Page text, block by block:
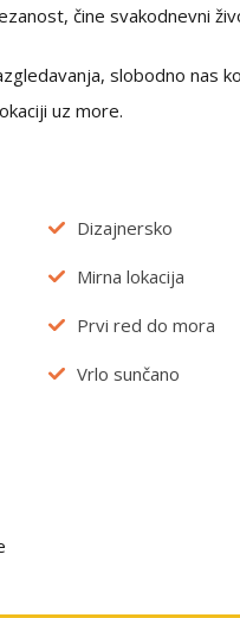
čine svakodnevni
slobodno nas
uz more.
Dizajnersko
Mirna lokacija
Prvi red do mora
Vrlo sunčano